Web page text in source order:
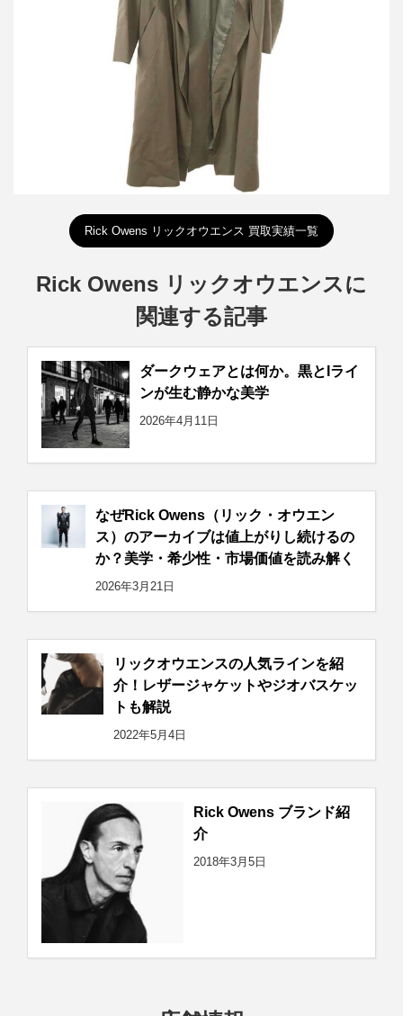
詳しく見る
Rick Owens リックオウエンス 買取実績一覧
Rick Owens リックオウエンスに
関連する記事
ダークウェアとは何か。黒とIライ
ンが生む静かな美学
2026年4月11日
なぜRick Owens（リック・オウエン
ス）のアーカイブは値上がりし続けるの
か？美学・希少性・市場価値を読み解く
2026年3月21日
リックオウエンスの人気ラインを紹
介！レザージャケットやジオバスケッ
トも解説
2022年5月4日
Rick Owens ブランド紹
介
2018年3月5日